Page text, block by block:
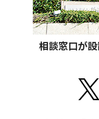
相談窓口が